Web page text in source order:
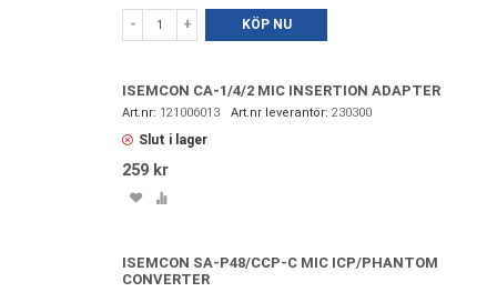
i
favoriter
till
- + KÖP NU
ISEMCON CA-1/4/2 MIC INSERTION ADAPTER
121006013 230300
Slut i lager
259 kr
SparaLägg
jämförelse
ISEMCON SA-P48/CCP-C MIC ICP/PHANTOM
CONVERTER